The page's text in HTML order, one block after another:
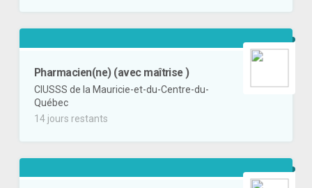
Pharmacien(ne) (avec maîtrise )
CIUSSS de la Mauricie-et-du-Centre-du-
Québec
14 jours restants